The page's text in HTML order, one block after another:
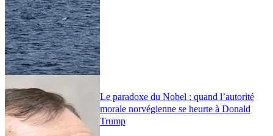
Le paradoxe du Nobel : quand l’autorité
morale norvégienne se heurte à Donald
Trump